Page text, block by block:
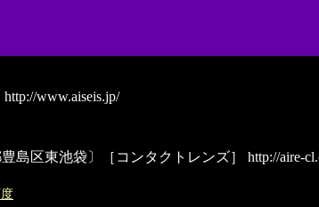
http://www.aiseis.jp/
島区東池袋〕［コンタクトレンズ］
http://aire-